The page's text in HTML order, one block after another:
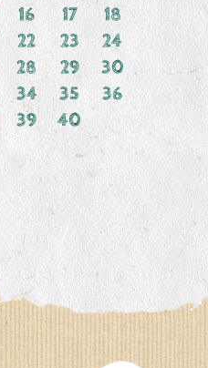
16 17
18
22 23
24
28 29
30
34 35
36
39 40